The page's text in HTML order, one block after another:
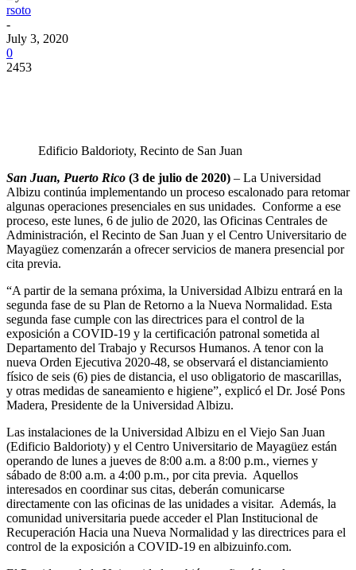
rsoto
-
July 3, 2020
0
2453
Edificio Baldorioty, Recinto de San Juan
San Juan, Puerto Rico (3 de julio de 2020) – La Universidad
Albizu continúa implementando un proceso escalonado para retomar
algunas operaciones presenciales en sus unidades. Conforme a ese
proceso, este lunes, 6 de julio de 2020, las Oficinas Centrales de
Administración, el Recinto de San Juan y el Centro Universitario de
Mayagüez comenzarán a ofrecer servicios de manera presencial por
cita previa.
“A partir de la semana próxima, la Universidad Albizu entrará en la
segunda fase de su Plan de Retorno a la Nueva Normalidad. Esta
segunda fase cumple con las directrices para el control de la
exposición a COVID-19 y la certificación patronal sometida al
Departamento del Trabajo y Recursos Humanos. A tenor con la
nueva Orden Ejecutiva 2020-48, se observará el distanciamiento
físico de seis (6) pies de distancia, el uso obligatorio de mascarillas,
y otras medidas de saneamiento e higiene”, explicó el Dr. José Pons
Madera, Presidente de la Universidad Albizu.
Las instalaciones de la Universidad Albizu en el Viejo San Juan
(Edificio Baldorioty) y el Centro Universitario de Mayagüez están
operando de lunes a jueves de 8:00 a.m. a 8:00 p.m., viernes y
sábado de 8:00 a.m. a 4:00 p.m., por cita previa. Aquellos
interesados en coordinar sus citas, deberán comunicarse
directamente con las oficinas de las unidades a visitar. Además, la
comunidad universitaria puede acceder el Plan Institucional de
Recuperación Hacia una Nueva Normalidad y las directrices para el
control de la exposición a COVID-19 en albizuinfo.com.